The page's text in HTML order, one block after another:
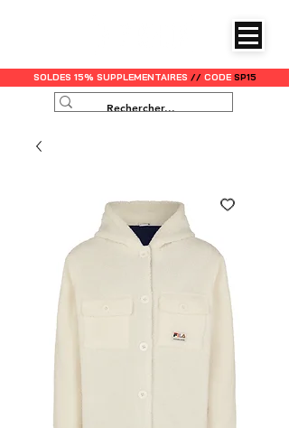
SOLDES 15% SUPPLEMENTAIRES // CODE SP15